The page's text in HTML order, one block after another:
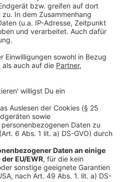
Standort in Münster. Das
Vertriebsmitarbeiter sind
an den
geringer, deshalb hat
Schließung entschieden.
Arbeitsplätze betroffen.
betriebsbedingte